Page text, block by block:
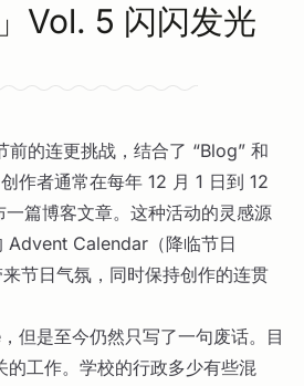
Vol. 5 闪闪发光
前的连更挑战，结合了 “Blog” 和
作者通常在每年 12 月 1 日到 12
篇博客文章。这种活动的灵感源
Advent Calendar（降临节日
节日气氛，同时保持创作的连贯
但是至今仍然只写了一句废话。目
的工作。学校的行政多少有些混